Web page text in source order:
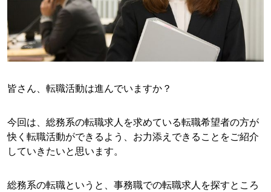
皆さん、転職活動は進んでいますか？
今回は、総務系の転職求人を求めている転職希望者の方が
快く転職活動ができるよう、お力添えできることをご紹介
していきたいと思います。
総務系の転職というと、事務職での転職求人を探すところ